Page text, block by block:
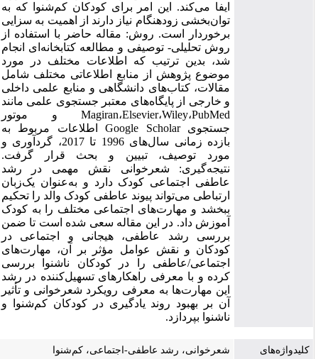
ایفا می‌کند. این امر برای کودکان کم‌شنوا که به
توان‌بخشی زودهنگام نیاز دارند از اهمیت به سزایی
برخوردار است. روش: مقاله حاضر با استفاده از
روش تحلیلی- توصیفی و مطالعه کتابخانه‌ای انجام
شد، بدین ترتیب که اطلاعات مختلف در مورد
موضوع پژوهش از منابع اطلاعاتی مختلف شامل
مقالات، کتاب‌های دانشگاهی و منابع علمی داخلی
و خارجی از پایگاه‌های معتبر جستجوی علمی مانند
Magiran،Elsevier،Wiley،PubMed و موتور
جستجوی Google Scholar اطلاعات مربوط به
بازده زمانی سال‌های 1996 تا 2017، گردآوری و
مورد توصیف، تبیین و بحث قرار گرفت.
نتیجه‌گیری: شعرخوانی نقش مهمی در رشد
عاطفی اجتماعی کودک دارد و به‌عنوان یک‌زبان
ارتباطی می‌تواند پیوند عاطفی کودک والد را تحکیم
ببخشد و مهارت‌های اجتماعی مختلف را به کودک
آموزش داد. در این مقاله سعی شده است تا ضمن
بررسی رشد عاطفی، هیجانی و اجتماعی در
کودکان و نقش عوامل مؤثر بر آن، مهارت‌های
اجتماعی/عاطفی را در کودکان ناشنوا بررسی
کرده و با معرفی راهکارهای تسهیل‌کننده در رشد
این مهارت‌ها به معرفی رویکرد شعرخوانی و تأثیر
آن بر بهبود روند یادگیری در کودکان کم‌شنوا و
ناشنوا بپردازد.
کلیدواژه‌های
شعرخوانی، رشد عاطفی-اجتماعی، کم‌شنوا